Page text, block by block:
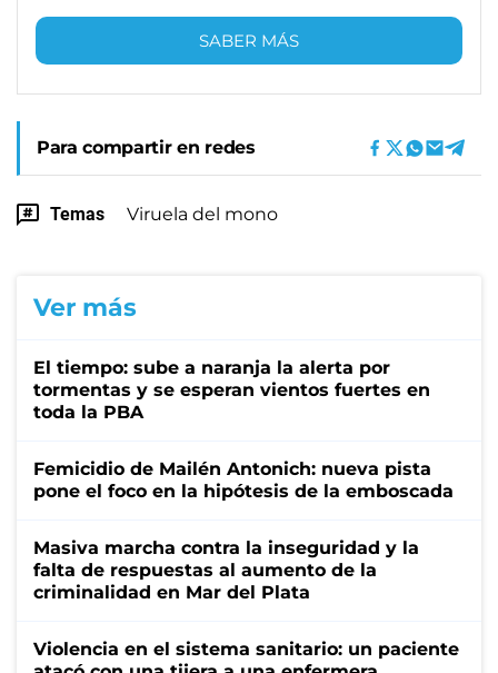
SABER MÁS
Para compartir en redes
Temas Viruela del mono
Ver más
El tiempo: sube a naranja la alerta por
tormentas y se esperan vientos fuertes en
toda la PBA
Femicidio de Mailén Antonich: nueva pista
pone el foco en la hipótesis de la emboscada
Masiva marcha contra la inseguridad y la
falta de respuestas al aumento de la
criminalidad en Mar del Plata
Violencia en el sistema sanitario: un paciente